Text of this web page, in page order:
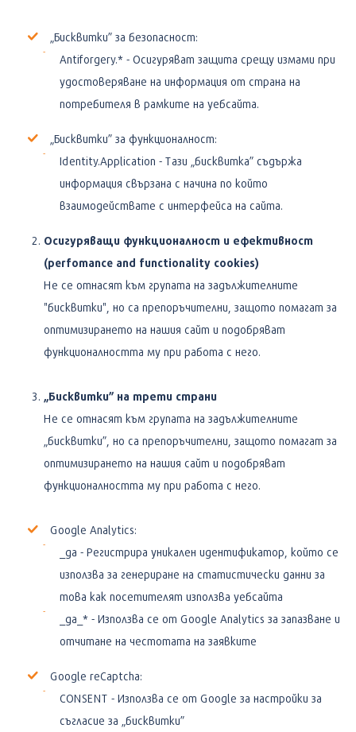
„Бисквитки” за безопасност:
Antiforgery.* - Осигуряват защита срещу измами при
удостоверяване на информация от страна на
потребителя в рамките на уебсайта.
„Бисквитки” за функционалност:
Identity.Application - Tази „бисквитка” съдържа
информация свързана с начина по който
взаимодействате с интерфейса на сайта.
Осигуряващи функционалност и ефективност
(perfomance and functionality cookies)
Не се отнасят към групата на задължителните
"бисквитки", но са препоръчителни, защото помагат за
оптимизирането на нашия сайт и подобряват
функционалността му при работа с него.
„Бисквитки” на трети страни
Не се отнасят към групата на задължителните
„бисквитки”, но са препоръчителни, защото помагат за
оптимизирането на нашия сайт и подобряват
функционалността му при работа с него.
Google Analytics:
_ga - Регистрира уникален идентификатор, който се
използва за генериране на статистически данни за
това как посетителят използва уебсайта
_ga_* - Използва се от Google Analytics за запазване и
отчитане на честотата на заявките
Google reCaptcha:
CONSENT - Използва се от Google за настройки за
съгласие за „бисквитки”